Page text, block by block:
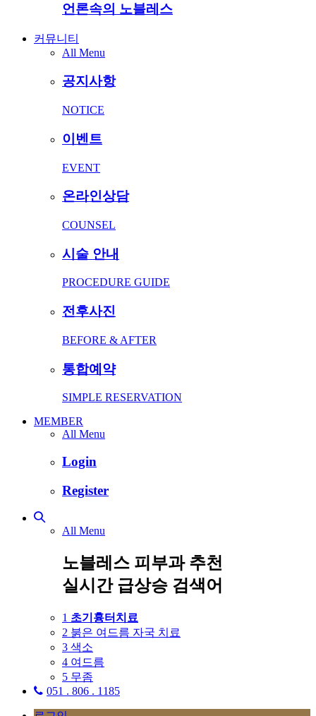
언론속의 노블레스
커뮤니티
All Menu
공지사항
NOTICE
이벤트
EVENT
온라인상담
COUNSEL
시술 안내
PROCEDURE GUIDE
전후사진
BEFORE & AFTER
통합예약
SIMPLE RESERVATION
MEMBER
All Menu
Login
Register
All Menu
노블레스 피부과 추천
실시간 급상승 검색어
1 초기흉터치료
2 붉은 여드름 자국 치료
3 색소
4 여드름
5 무좀
051 . 806 . 1185